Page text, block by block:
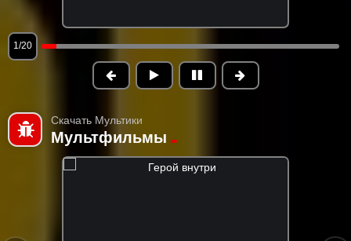
1/20
Скачать Мультики
Мультфильмы